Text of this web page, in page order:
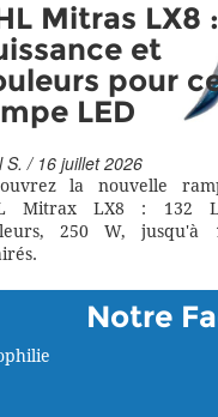
Mitras LX8 :
et
pour
LED
S. / 16 juillet 2026
la nouvelle
Mitrax LX8 : 132
250 W, jusqu'à
Notre